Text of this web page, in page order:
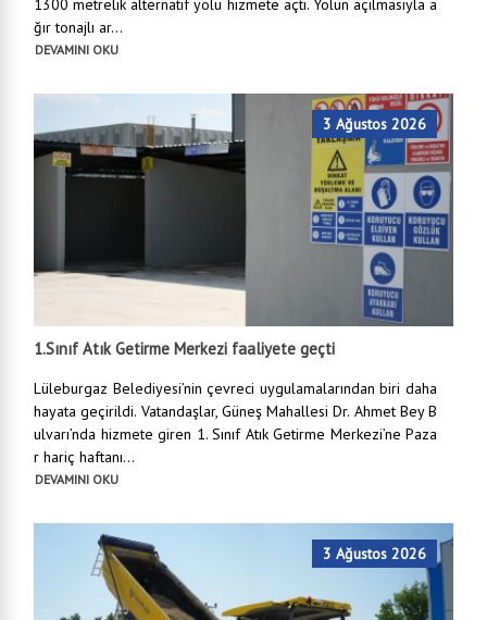
1300 metrelik alternatif yolu hizmete açtı. Yolun açılmasıyla a
ğır tonajlı ar...
DEVAMINI OKU
3 Ağustos 2026
1.Sınıf Atık Getirme Merkezi faaliyete geçti
Lüleburgaz Belediyesi’nin çevreci uygulamalarından biri daha
hayata geçirildi. Vatandaşlar, Güneş Mahallesi Dr. Ahmet Bey B
ulvarı’nda hizmete giren 1. Sınıf Atık Getirme Merkezi’ne Paza
r hariç haftanı...
DEVAMINI OKU
3 Ağustos 2026